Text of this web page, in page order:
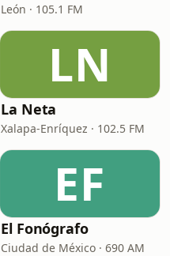
León · 105.1 FM
LN
La Neta
Xalapa-Enríquez · 102.5 FM
EF
El Fonógrafo
Ciudad de México · 690 AM